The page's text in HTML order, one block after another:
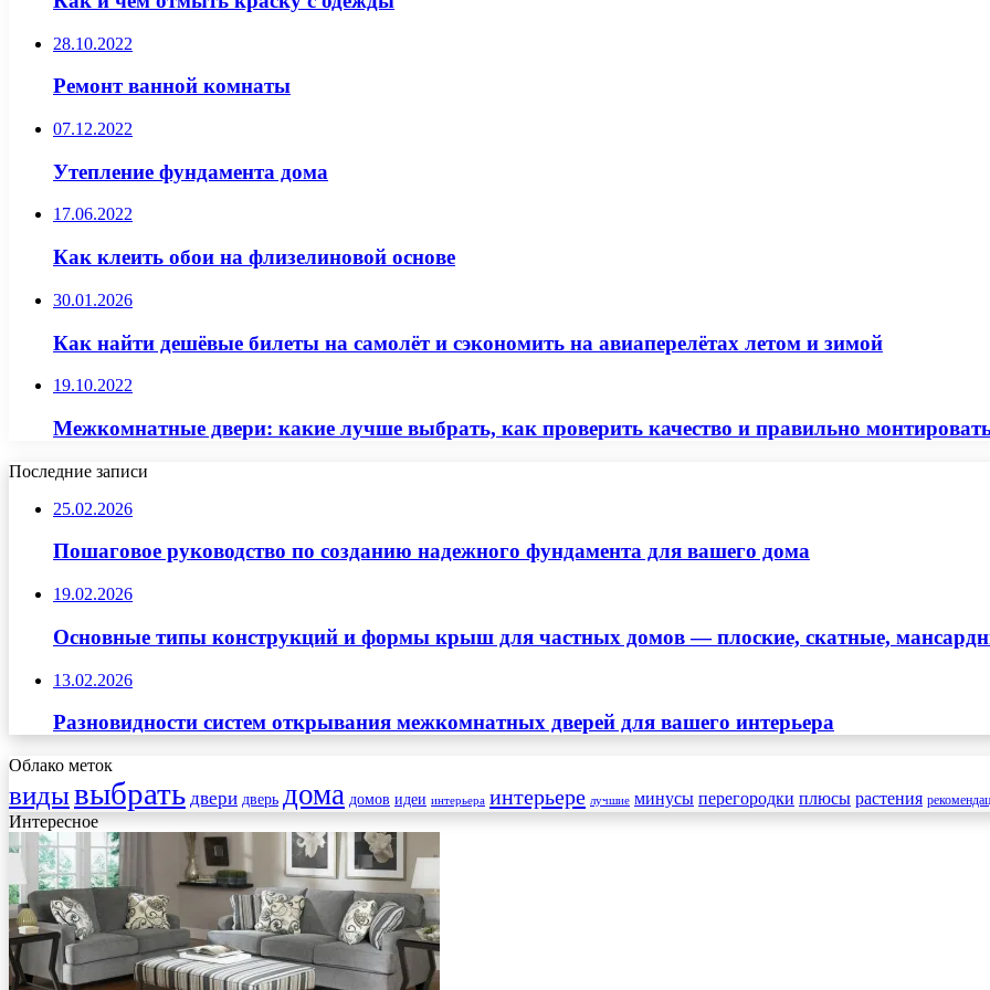
28.10.2022
Ремонт ванной комнаты
07.12.2022
Утепление фундамента дома
17.06.2022
Как клеить обои на флизелиновой основе
30.01.2026
Как найти дешёвые билеты на самолёт и сэкономить на авиаперелётах летом и зимой
19.10.2022
Межкомнатные двери: какие лучше выбрать, как проверить качество и правильно
Последние записи
25.02.2026
Пошаговое руководство по созданию надежного фундамента для вашего дома
19.02.2026
Основные типы конструкций и формы крыш для частных домов — плоские, скатные,
13.02.2026
Разновидности систем открывания межкомнатных дверей для вашего интерьера
Облако меток
видывыбрать двери дверь дома домов идеи интерьера интерьере лучшие минусы перегородки плюсы растения
Интересное